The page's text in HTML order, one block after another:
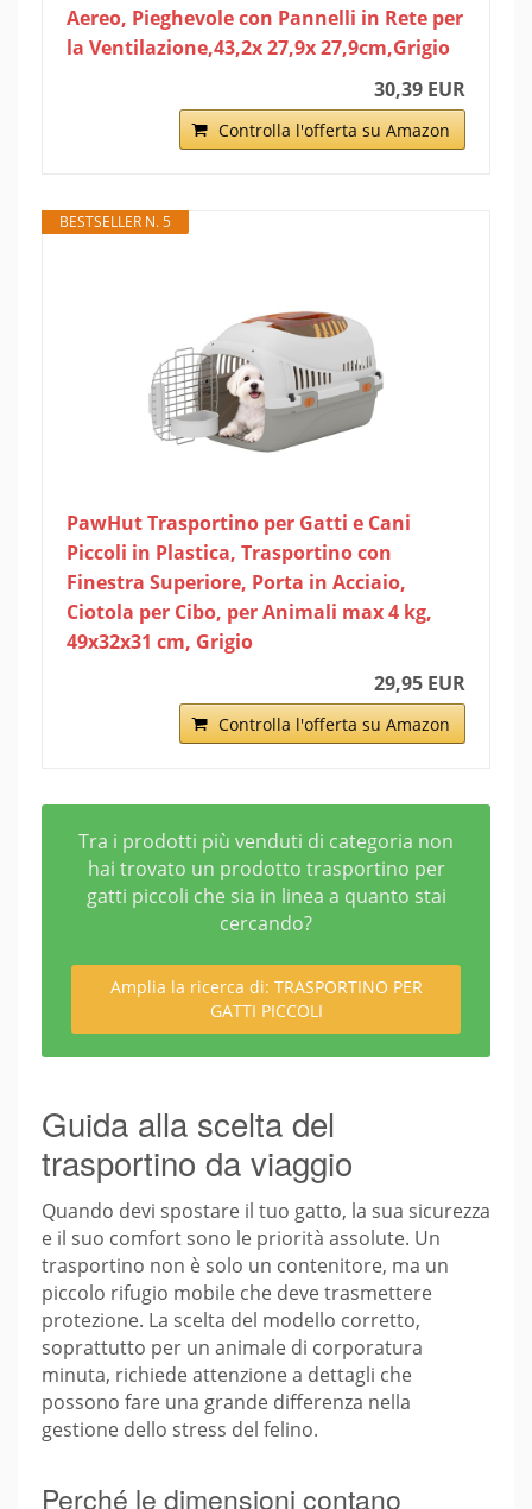
Aereo, Pieghevole con Pannelli in Rete per
la Ventilazione,43,2x 27,9x 27,9cm,Grigio
30,39 EUR
Controlla l'offerta su Amazon
BESTSELLER N. 5
PawHut Trasportino per Gatti e Cani
Piccoli in Plastica, Trasportino con
Finestra Superiore, Porta in Acciaio,
Ciotola per Cibo, per Animali max 4 kg,
49x32x31 cm, Grigio
29,95 EUR
Controlla l'offerta su Amazon
Tra i prodotti più venduti di categoria non
hai trovato un prodotto trasportino per
gatti piccoli che sia in linea a quanto stai
cercando?
Amplia la ricerca di: TRASPORTINO PER
GATTI PICCOLI
Guida alla scelta del
trasportino da viaggio
Quando devi spostare il tuo gatto, la sua sicurezza
e il suo comfort sono le priorità assolute. Un
trasportino non è solo un contenitore, ma un
piccolo rifugio mobile che deve trasmettere
protezione. La scelta del modello corretto,
soprattutto per un animale di corporatura
minuta, richiede attenzione a dettagli che
possono fare una grande differenza nella
gestione dello stress del felino.
Perché le dimensioni contano